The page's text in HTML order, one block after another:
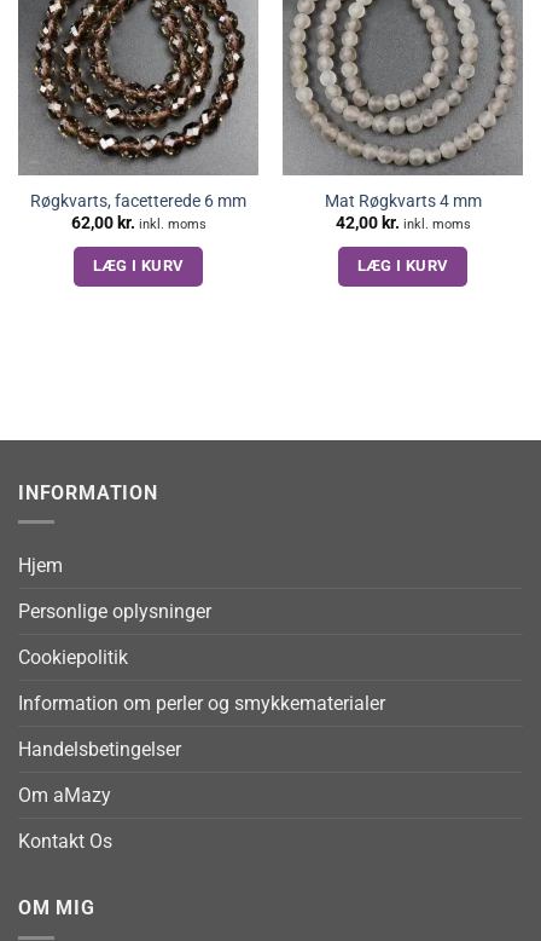
Røgkvarts, facetterede 6 mm
62,00 kr. inkl. moms
LÆG I KURV
Mat Røgkvarts 4 mm
42,00 kr. inkl. moms
LÆG I KURV
INFORMATION
Hjem
Personlige oplysninger
Cookiepolitik
Information om perler og smykkematerialer
Handelsbetingelser
Om aMazy
Kontakt Os
OM MIG